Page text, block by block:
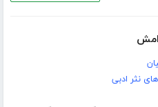
نثر ادبی